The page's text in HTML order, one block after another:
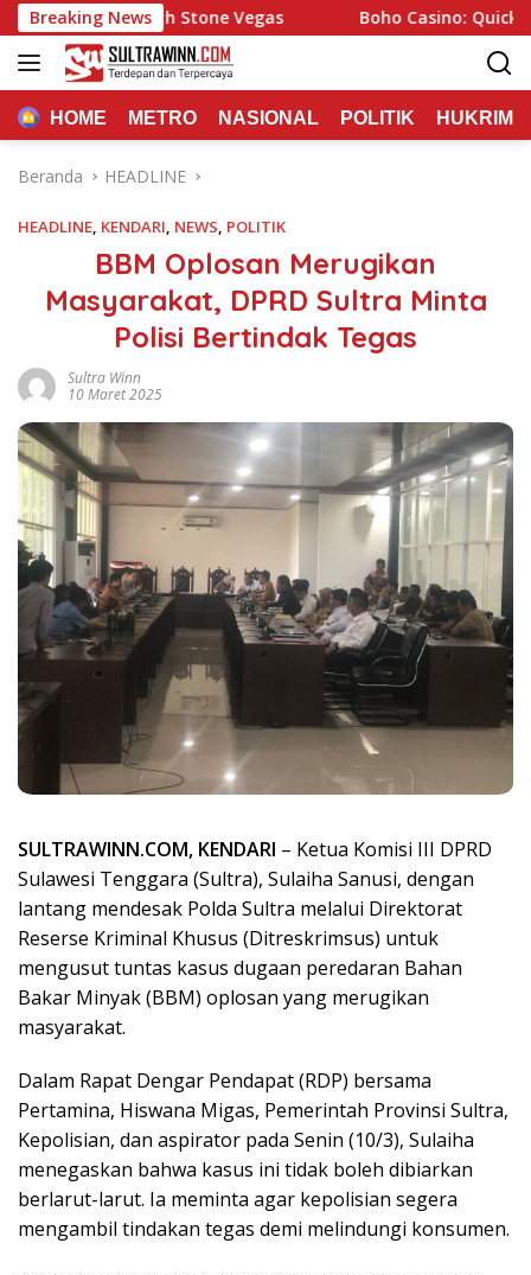
Langsung
ke
konten
Breaking News
with Stone Vegas Boho Casino: Quick Play
HOME METRO NASIONAL POLITIK HUKRIM
Beranda HEADLINE
HEADLINE, KENDARI, NEWS, POLITIK
BBM Oplosan Merugikan
Masyarakat, DPRD Sultra Minta
Polisi Bertindak Tegas
Sultra Winn
10 Maret 2025
SULTRAWINN.COM, KENDARI – Ketua Komisi III DPRD
Sulawesi Tenggara (Sultra), Sulaiha Sanusi, dengan
lantang mendesak Polda Sultra melalui Direktorat
Reserse Kriminal Khusus (Ditreskrimsus) untuk
mengusut tuntas kasus dugaan peredaran Bahan
Bakar Minyak (BBM) oplosan yang merugikan
masyarakat.
Dalam Rapat Dengar Pendapat (RDP) bersama
Pertamina, Hiswana Migas, Pemerintah Provinsi Sultra,
Kepolisian, dan aspirator pada Senin (10/3), Sulaiha
menegaskan bahwa kasus ini tidak boleh dibiarkan
berlarut-larut. Ia meminta agar kepolisian segera
mengambil tindakan tegas demi melindungi konsumen.